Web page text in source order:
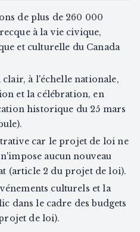
de plus de 260 000
à la vie civique,
et culturelle du Canada
à l'échelle nationale,
et la célébration, en
historique du 25 mars
car le projet de loi ne
aucun nouveau
(article 2 du projet de loi).
culturels et la
dans le cadre des budgets
de loi).